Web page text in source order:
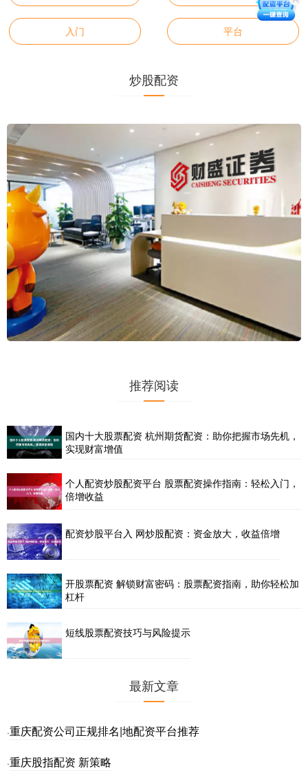
入门 平台
炒股配资
推荐阅读
国内十大股票配资 杭州期货配资：助你把握市场先机，
实现财富增值
个人配资炒股配资平台 股票配资操作指南：轻松入门，
倍增收益
配资炒股平台入 网炒股配资：资金放大，收益倍增
开股票配资 解锁财富密码：股票配资指南，助你轻松加
杠杆
短线股票配资技巧与风险提示
最新文章
·重庆配资公司正规排名|地配资平台推荐
·重庆股指配资 新策略